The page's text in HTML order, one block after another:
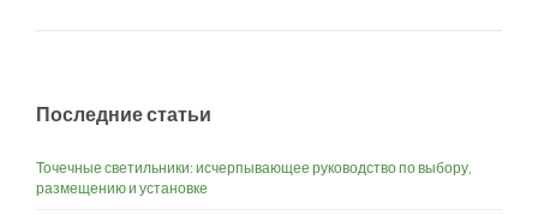
Последние статьи
Точечные светильники: исчерпывающее руководство по выбору,
размещению и установке